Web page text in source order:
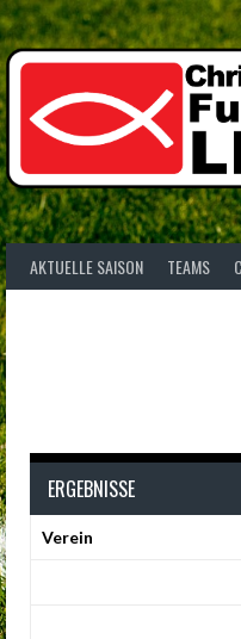
AKTUELLE SAISON TEAMS
ERGEBNISSE
Verein